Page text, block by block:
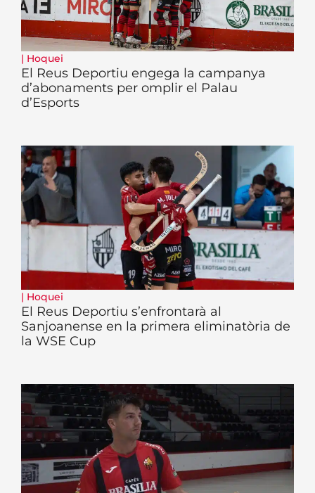
| Hoquei
El Reus Deportiu engega la campanya
d’abonaments per omplir el Palau
d’Esports
| Hoquei
El Reus Deportiu s’enfrontarà al
Sanjoanense en la primera eliminatòria de
la WSE Cup